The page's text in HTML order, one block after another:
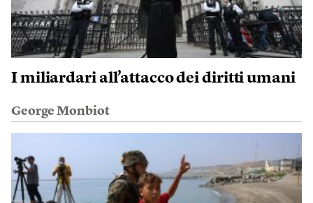
I miliardari all’attacco dei diritti umani
George Monbiot